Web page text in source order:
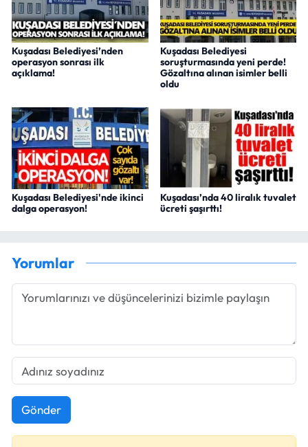
Kuşadası Belediyesi’nden
operasyon sonrası ilk
açıklama!
Kuşadası Belediyesi
soruşturmasında yeni perde!
Gözaltına alınan isimler belli
oldu
Kuşadası Belediyesi'nde ikinci
dalga operasyon!
Kuşadası’nda 40 liralık tuvalet
ücreti şaşırttı!
Yorumlar
Gönder